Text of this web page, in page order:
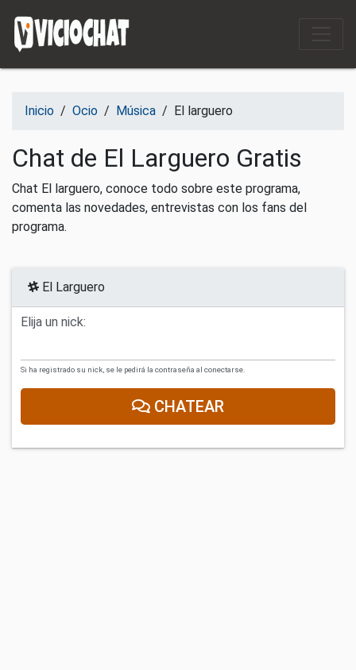
Inicio / Ocio / Música / El larguero
Chat de El Larguero Gratis
Chat El larguero, conoce todo sobre este programa,
comenta las novedades, entrevistas con los fans del
programa.
El Larguero
Elija un nick:
Si ha registrado su nick, se le pedirá la contraseña al conectarse.
CHATEAR